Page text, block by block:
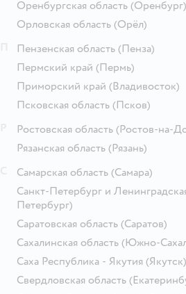
Оренбургская область (Оренбург)
Орловская область (Орёл)
Пензенская область (Пенза)
Пермский край (Пермь)
Приморский край (Владивосток)
Псковская область (Псков)
Ростовская область (Ростов-на-
Рязанская область (Рязань)
Самарская область (Самара)
Санкт-Петербург и
Петербург)
Саратовская область (Саратов)
Сахалинская область (Южно-
Саха Республика - Якутия (Якутск)
Свердловская область